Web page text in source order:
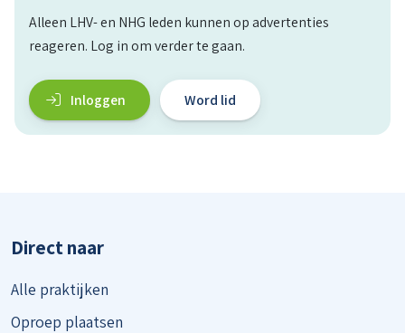
Alleen LHV- en NHG leden kunnen op advertenties
reageren. Log in om verder te gaan.
Inloggen Word lid
Direct naar
Alle praktijken
Oproep plaatsen